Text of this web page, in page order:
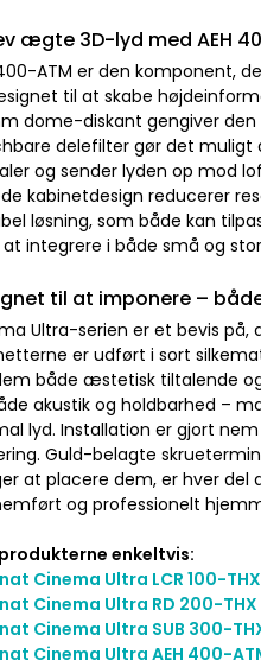
ægte 3D-lyd med AEH
ATM er den komponent,
til at skabe
dome-diskant gengiver
delefilter gør det muligt
og sender lyden op mod
kabinetdesign reducerer
løsning, som både kan
integrere i både små og
til at imponere –
Ultra-serien er et bevis på,
er udført i sort
både æstetisk tiltalende
akustik og holdbarhed –
lyd. Installation er gjort
Guld-belagte
at placere dem, er hver del
og professionelt
enkeltvis:
Cinema Ultra LCR 100-
Cinema Ultra RD 200-
Cinema Ultra SUB 300-
Cinema Ultra AEH 400-